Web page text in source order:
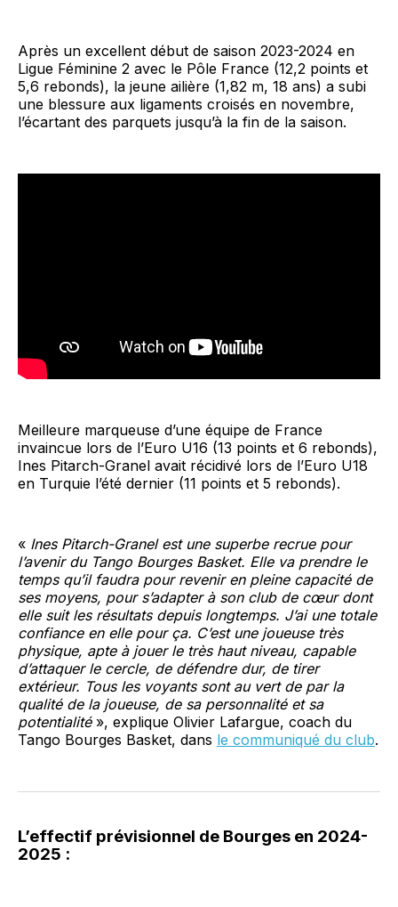
Après un excellent début de saison 2023-2024 en
Ligue Féminine 2 avec le Pôle France (12,2 points et
5,6 rebonds), la jeune ailière (1,82 m, 18 ans) a subi
une blessure aux ligaments croisés en novembre,
l’écartant des parquets jusqu’à la fin de la saison.
Meilleure marqueuse d’une équipe de France
invaincue lors de l’Euro U16 (13 points et 6 rebonds),
Ines Pitarch-Granel avait récidivé lors de l’Euro U18
en Turquie l’été dernier (11 points et 5 rebonds).
« Ines Pitarch-Granel est une superbe recrue pour
l’avenir du Tango Bourges Basket. Elle va prendre le
temps qu’il faudra pour revenir en pleine capacité de
ses moyens, pour s’adapter à son club de cœur dont
elle suit les résultats depuis longtemps. J’ai une totale
confiance en elle pour ça. C’est une joueuse très
physique, apte à jouer le très haut niveau, capable
d’attaquer le cercle, de défendre dur, de tirer
extérieur. Tous les voyants sont au vert de par la
qualité de la joueuse, de sa personnalité et sa
potentialité», explique Olivier Lafargue, coach du
Tango Bourges Basket, dans le communiqué du club.
L’effectif prévisionnel de Bourges en 2024-
2025 :